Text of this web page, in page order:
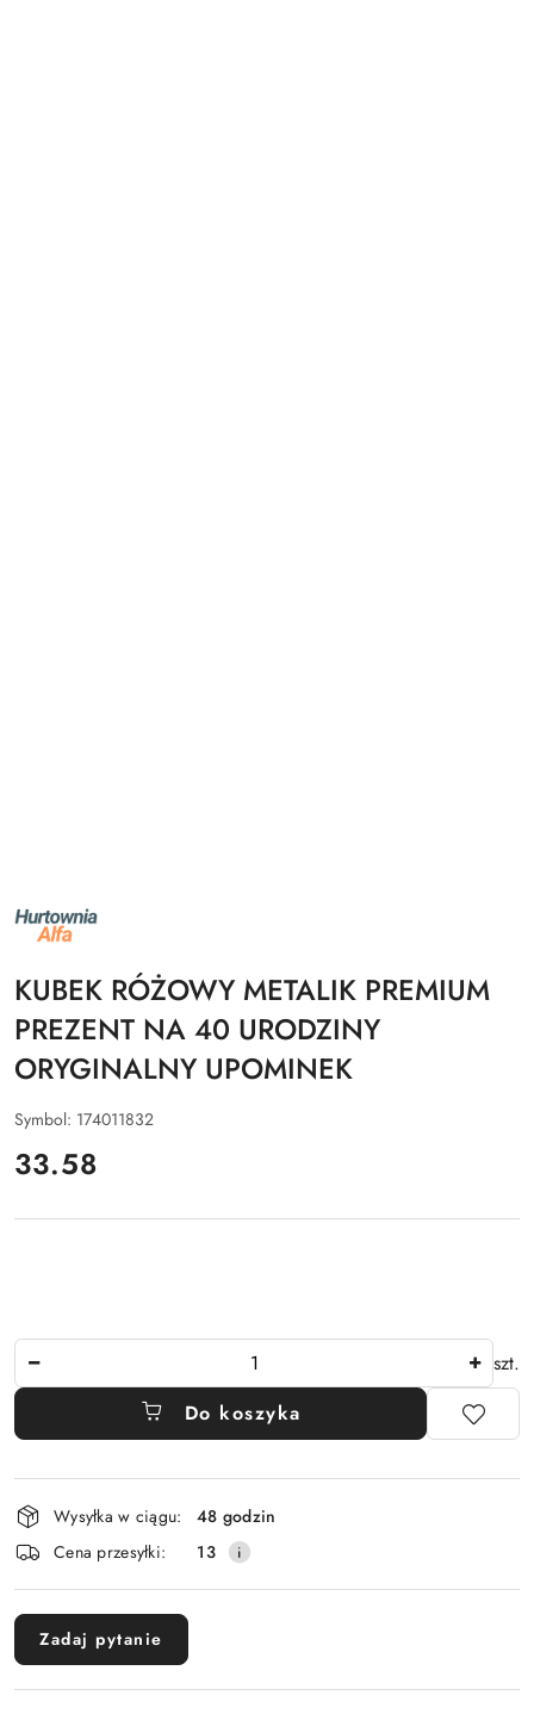
NAZWA
PRODUCENTA:
ALFA
KUBEK RÓŻOWY METALIK PREMIUM
PREZENT NA 40 URODZINY
ORYGINALNY UPOMINEK
Symbol: 174011832
cena:
33.58
szt.
Do koszyka
Dostępność
i
dostawa
Wysyłka w ciągu:
48 godzin
Cena przesyłki:
13
Zadaj pytanie